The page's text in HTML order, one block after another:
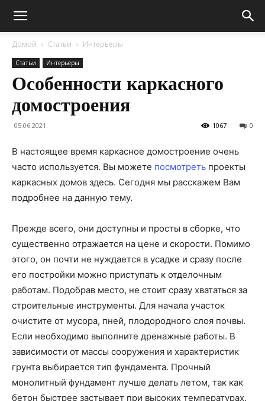
Домой Статьи Интерьеры
Статьи Интерьеры
Особенности каркасного
домостроения
05.06.2021 0
1067
В настоящее время каркасное домостроение очень
часто используется. Вы можете посмотреть проекты
каркасных домов здесь. Сегодня мы расскажем Вам
подробнее на данную тему.
Прежде всего, они доступны и просты в сборке, что
существенно отражается на цене и скорости. Помимо
этого, он почти не нуждается в усадке и сразу после
его постройки можно приступать к отделочным
работам. Подобрав место, не стоит сразу хвататься за
строительные инструменты. Для начала участок
очистите от мусора, пней, плодородного слоя почвы.
Если необходимо выполните дренажные работы. В
зависимости от массы сооружения и характеристик
грунта выбирается тип фундамента. Прочный
монолитный фундамент лучше делать летом, так как
бетон быстрее застывает при высоких температурах.